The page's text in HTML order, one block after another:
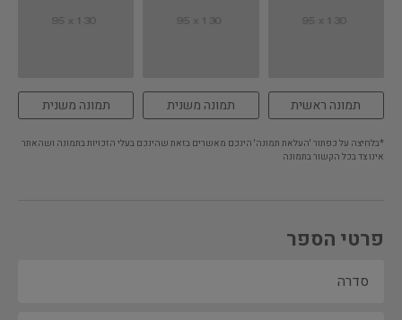
תמונה ראשית תמונה משנית תמונה משנית
*בלחיצה על כפתור 'העלאת תמונה' הינכם מאשרים בזאת שהינכם בעלי הזכויות בתמונה ושהאתר
אינו צד בכל הקשור בתמונה
פרטי הספר